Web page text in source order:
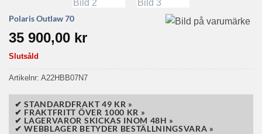
Polaris Outlaw 70
35 900,00 kr
Slutsåld
Artikelnr: A22HBB07N7
✔ STANDARDFRAKT 49 KR »
✔ FRAKTFRITT ÖVER 1000 KR »
✔ LAGERVAROR SKICKAS INOM 48H »
✔ WEBBLAGER BETYDER BESTÄLLNINGSVARA »